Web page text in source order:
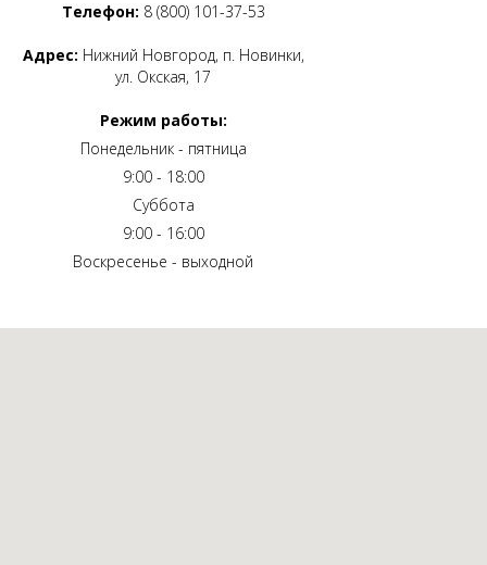
Телефон: 8 (800) 101-37-53
Адрес: Нижний Новгород, п. Новинки,
ул. Окская, 17
Режим работы:
Понедельник - пятница
9:00 - 18:00
Суббота
9:00 - 16:00
Воскресенье - выходной